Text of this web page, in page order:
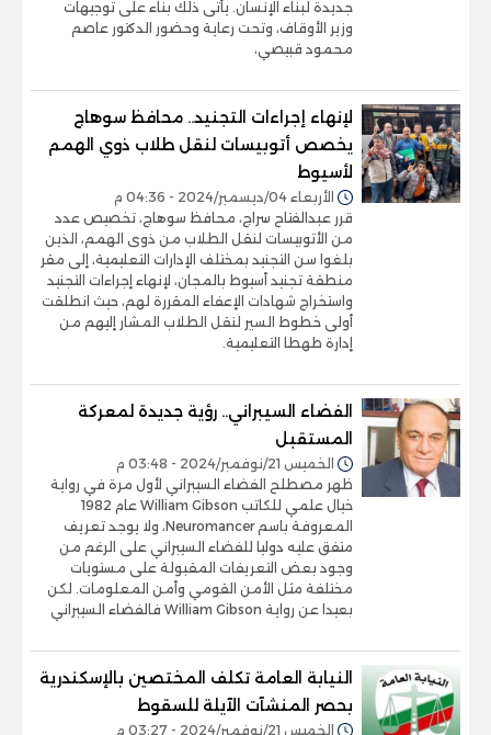
جديدة لبناء الإنسان. يأتى ذلك بناء على توجيهات
وزير الأوقاف، وتحت رعاية وحضور الدكتور عاصم
محمود قبيصي،
لإنهاء إجراءات التجنيد.. محافظ سوهاج
يخصص أتوبيسات لنقل طلاب ذوي الهمم
لأسيوط
الأربعاء 04/ديسمبر/2024 - 04:36 م
قرر عبدالفتاح سراج، محافظ سوهاج، تخصيص عدد
من الأتوبيسات لنقل الطلاب من ذوى الهمم، الذين
بلغوا سن التجنيد بمختلف الإدارات التعليمية، إلى مقر
منطقة تجنيد أسيوط بالمجان، لإنهاء إجراءات التجنيد
واستخراج شهادات الإعفاء المقررة لهم، حيث انطلقت
أولى خطوط السير لنقل الطلاب المشار إليهم من
إدارة طهطا التعليمية.
الفضاء السيبراني.. رؤية جديدة لمعركة
المستقبل
الخميس 21/نوفمبر/2024 - 03:48 م
ظهر مصطلح الفضاء السيبراني لأول مرة في رواية
خيال علمي للكاتب William Gibson عام 1982
المعروفة باسم Neuromancer، ولا يوجد تعريف
متفق عليه دوليا للفضاء السيبراني على الرغم من
وجود بعض التعريفات المقبولة على مستويات
مختلفة مثل الأمن القومي وأمن المعلومات. لكن
بعيدا عن رواية William Gibson فالفضاء السيبراني
النيابة العامة تكلف المختصين بالإسكندرية
بحصر المنشآت الآيلة للسقوط
الخميس 21/نوفمبر/2024 - 03:27 م